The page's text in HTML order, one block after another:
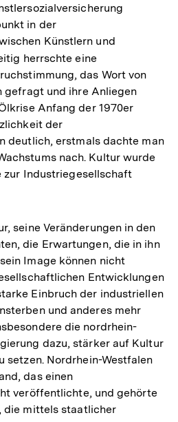
in der
Künstlern und
herrschte eine
das Wort von
gefragt und ihre Anliegen
Anfang der 1970er
der
deutlich, erstmals dachte man
nach. Kultur wurde
Industriegesellschaft
seine Veränderungen in den
die Erwartungen, die in ihn
Image können nicht
Entwicklungen
Einbruch der industriellen
und anderes mehr
die nordrhein-
dazu, stärker auf Kultur
setzen. Nordrhein-Westfalen
das einen
veröffentlichte, und gehörte
die mittels staatlicher